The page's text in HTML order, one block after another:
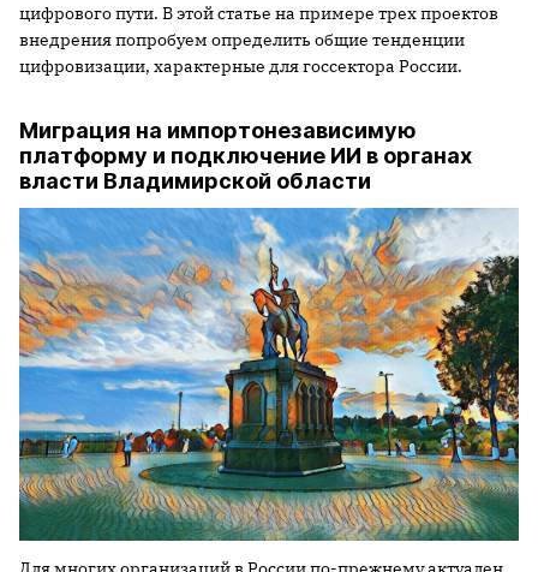
цифрового пути. В этой статье на примере трех проектов
внедрения попробуем определить общие тенденции
цифровизации, характерные для госсектора России.
Миграция на импортонезависимую
платформу и подключение ИИ в органах
власти Владимирской области